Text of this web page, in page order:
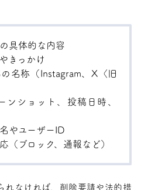
具体的な内容
きっかけ
名称（Instagram、X〈旧
ンショット、投稿日時、
やユーザーID
（ブロック、通報など）
れなければ、削除要請や法的措